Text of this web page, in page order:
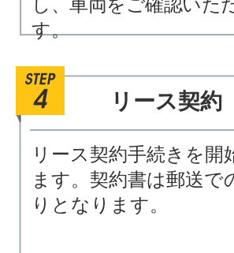
す。
リース契約
リース契約手続きを開
ます。契約書は郵送で
りとなります。